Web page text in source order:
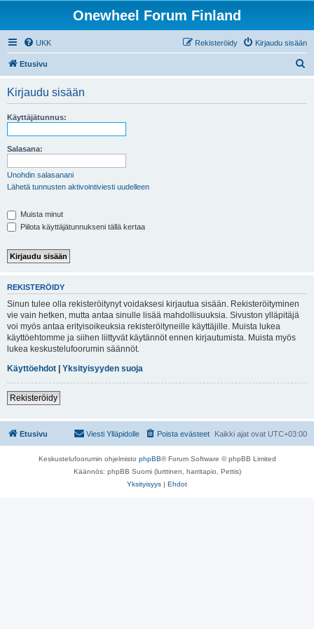
Onewheel Forum Finland
UKK Kirjaudu sisään
Rekisteröidy
Etusivu
Kirjaudu sisään
Käyttäjätunnus:
Salasana:
Unohdin salasanani
Lähetä tunnusten aktivointiviesti uudelleen
Muista minut
Piilota käyttäjätunnukseni tällä kertaa
REKISTERÖIDY
Sinun tulee olla rekisteröitynyt voidaksesi kirjautua sisään. Rekisteröityminen
vie vain hetken, mutta antaa sinulle lisää mahdollisuuksia. Sivuston ylläpitäjä
voi myös antaa erityisoikeuksia rekisteröityneille käyttäjille. Muista lukea
käyttöehtomme ja siihen liittyvät käytännöt ennen kirjautumista. Muista myös
lukea keskustelufoorumin säännöt.
Käyttöehdot | Yksityisyyden suoja
Rekisteröidy
Etusivu Kaikki ajat ovat UTC+03:00
Poista evästeet
Viesti Ylläpidolle
Keskustelufoorumin ohjelmisto phpBB® Forum Software © phpBB Limited
Käännös: phpBB Suomi (lurttinen, harritapio, Pettis)
Yksityisyys | Ehdot